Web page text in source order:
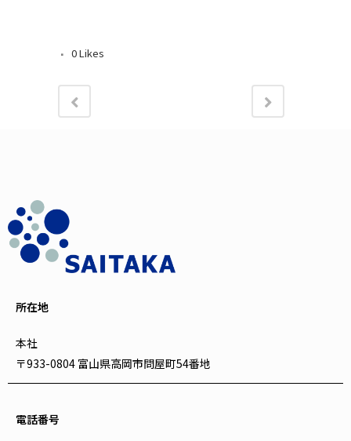
0Likes
所在地
本社
〒933-0804 富山県高岡市問屋町54番地
電話番号